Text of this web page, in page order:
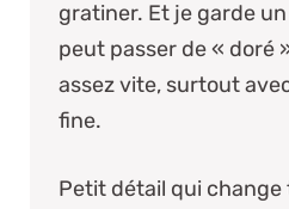
gratiner. Et je garde
peut passer de « doré
assez vite, surtout
fine.
Petit détail qui change